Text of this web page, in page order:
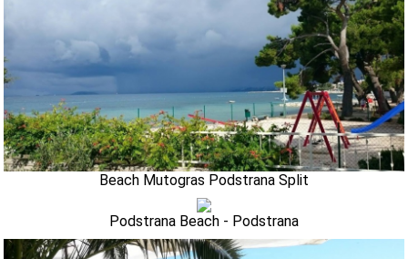
webcams
Möt Kroatien
museer
Beach Mutogras Podstrana Split
Podstrana Beach - Podstrana